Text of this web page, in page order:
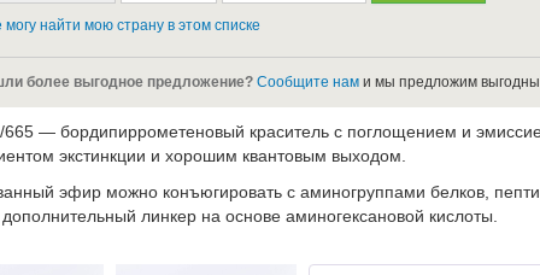
найти мою страну в этом списке
более выгодное предложение? Сообщите нам и мы предложим
— бордипиррометеновый краситель с поглощением и
экстинкции и хорошим квантовым выходом.
эфир можно конъюгировать с аминогруппами белков,
линкер на основе аминогексановой кислоты.